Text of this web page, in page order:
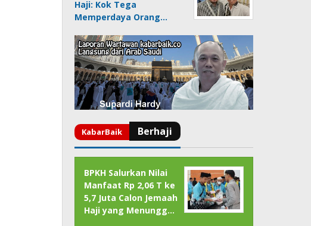
Haji: Kok Tega
Memperdaya Orang…
BPKH Salurkan Nilai
Manfaat Rp 2,06 T ke
5,7 Juta Calon Jemaah
Haji yang Menungg…